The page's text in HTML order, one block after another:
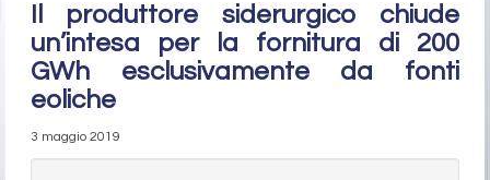
Il produttore siderurgico chiude
un’intesa per la fornitura di 200
GWh esclusivamente da fonti
eoliche
3 maggio 2019